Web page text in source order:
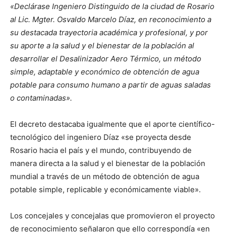
«Declárase Ingeniero Distinguido de la ciudad de Rosario
al Lic. Mgter. Osvaldo Marcelo Díaz, en reconocimiento a
su destacada trayectoria académica y profesional, y por
su aporte a la salud y el bienestar de la población al
desarrollar el Desalinizador Aero Térmico, un método
simple, adaptable y económico de obtención de agua
potable para consumo humano a partir de aguas saladas
o contaminadas».
El decreto destacaba igualmente que el aporte científico-
tecnológico del ingeniero Díaz «se proyecta desde
Rosario hacia el país y el mundo, contribuyendo de
manera directa a la salud y el bienestar de la población
mundial a través de un método de obtención de agua
potable simple, replicable y económicamente viable».
Los concejales y concejalas que promovieron el proyecto
de reconocimiento señalaron que ello correspondía «en